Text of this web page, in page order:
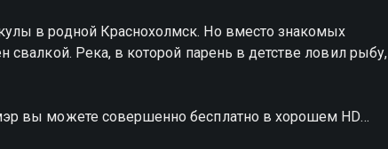
в родной Краснохолмск. Но вместо знакомых
свалкой. Река, в которой парень в детстве ловил рыбу,
вы можете совершенно бесплатно в хорошем HD